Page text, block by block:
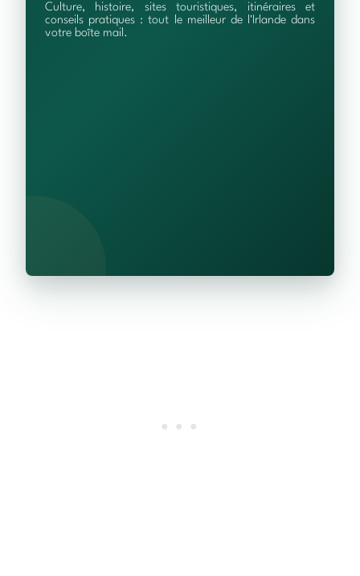
Culture, histoire, sites touristiques, itinéraires et
conseils pratiques : tout le meilleur de l'Irlande dans
votre boîte mail.